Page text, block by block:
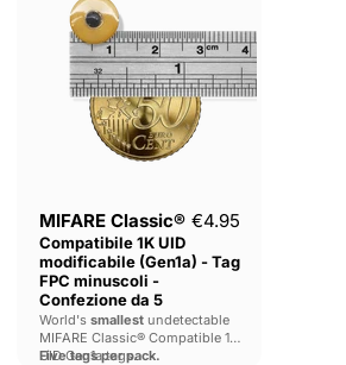
UID
modificabile
(Gen1a)
-
Tag
FPC
minuscoli
da
5
MIFARE Classic® €4.95
Compatibile 1K UID
modificabile (Gen1a) - Tag
FPC minuscoli -
Confezione da 5
World's smallestundetectable
MIFARE Classic® Compatible 1K
UID Gen1a tags.
Five tags per pack.